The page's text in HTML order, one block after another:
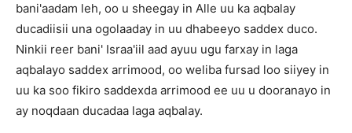
bani'aadam leh, oo u sheegay in Alle uu ka aqbalay
ducadiisii una ogolaaday in uu dhabeeyo saddex duco.
Ninkii reer bani' Israa'iil aad ayuu ugu farxay in laga
aqbalayo saddex arrimood, oo weliba fursad loo siiyey in
uu ka soo fikiro saddexda arrimood ee uu u dooranayo in
ay noqdaan ducadaa laga aqbalay.